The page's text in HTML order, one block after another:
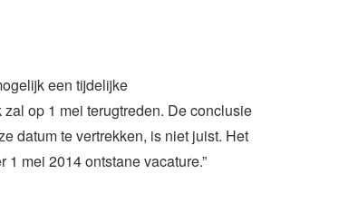
een tijdelijke
op 1 mei terugtreden. De conclusie
datum te vertrekken, is niet juist. Het
mei 2014 ontstane vacature.”